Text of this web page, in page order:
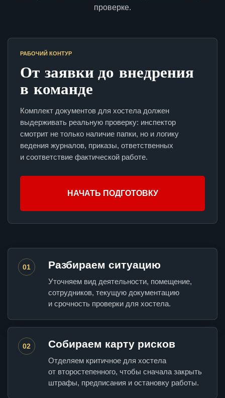
проверке.
РАБОЧИЙ КОНТУР
От заявки до внедрения
в команде
Комплект документов для хостела должен
выдерживать реальную проверку: инспектор
смотрит не только наличие папки, но и логику
ведения журналов, приказы, ответственных
и соответствие фактической работе.
НАЧАТЬ ПОДГОТОВКУ
01 Разбираем ситуацию
Уточняем вид деятельности, помещение,
сотрудников, текущую документацию
и срочность проверки для хостела.
02 Собираем карту рисков
Отделяем критичное для хостела
от второстепенного, чтобы сначала закрыть
штрафы, предписания и остановку работы.